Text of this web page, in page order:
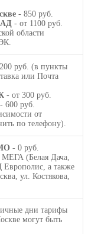
- 850 руб.
- от 1100 руб.
области
руб. (в пункты
или Почта
- от 300 руб.
- 600 руб.
от
по телефону).
- 0 руб.
(Белая Дача,
а также
ул. Костякова,
дни тарифы
могут быть